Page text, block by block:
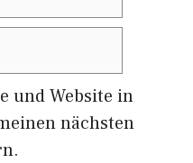
und Website in
nächsten